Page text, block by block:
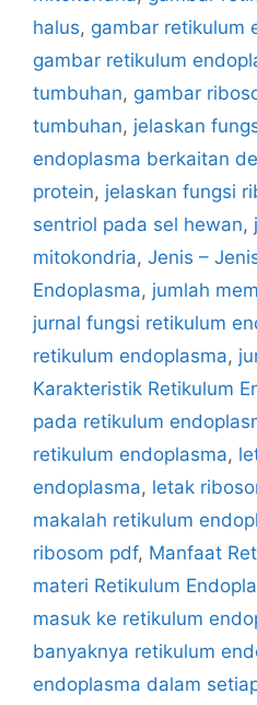
halus, gambar retikulum
gambar retikulum
tumbuhan, gambar
tumbuhan, jelaskan
endoplasma berkaitan
protein, jelaskan fungsi
sentriol pada sel hewan,
mitokondria, Jenis –
Endoplasma, jumlah
jurnal fungsi retikulum
retikulum endoplasma,
Karakteristik Retikulum
pada retikulum
retikulum endoplasma,
endoplasma, letak
makalah retikulum
ribosom pdf, Manfaat
materi Retikulum
masuk ke retikulum
banyaknya retikulum
endoplasma dalam